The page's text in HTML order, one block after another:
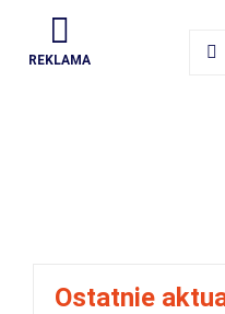
REKLAMA
Ostatnie